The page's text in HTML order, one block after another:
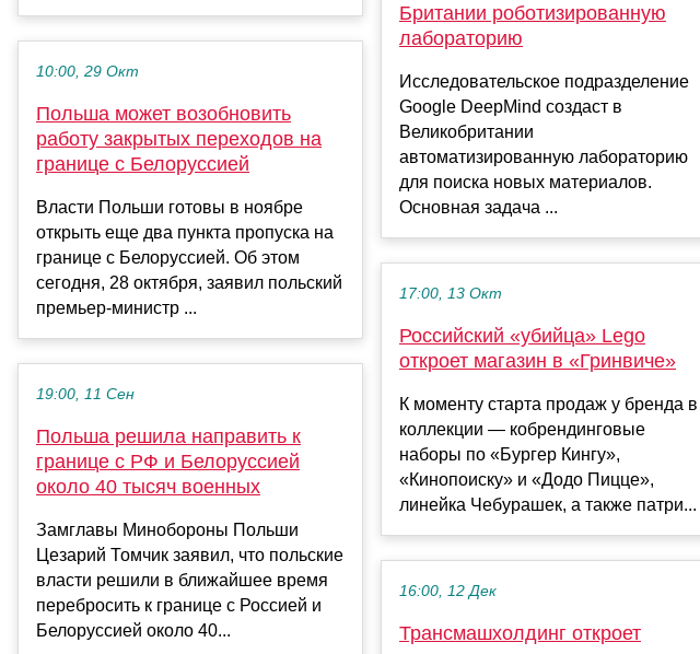
10:00, 29 Окт
Польша может возобновить
работу закрытых переходов на
границе с Белоруссией
Власти Польши готовы в ноябре
открыть еще два пункта пропуска на
границе с Белоруссией. Об этом
сегодня, 28 октября, заявил польский
премьер-министр ...
19:00, 11 Сен
Польша решила направить к
границе с РФ и Белоруссией
около 40 тысяч военных
Замглавы Минобороны Польши
Цезарий Томчик заявил, что польские
власти решили в ближайшее время
перебросить к границе с Россией и
Белоруссией около 40...
Британии роботизированную
лабораторию
Исследовательское подразделение
Google DeepMind создаст в
Великобритании
автоматизированную лабораторию
для поиска новых материалов.
Основная задача ...
17:00, 13 Окт
Российский «убийца» Lego
откроет магазин в «Гринвиче»
К моменту старта продаж у бренда в
коллекции — кобрендинговые
наборы по «Бургер Кингу»,
«Кинопоиску» и «Додо Пицце»,
линейка Чебурашек, а также патри...
16:00, 12 Дек
Трансмашхолдинг откроет